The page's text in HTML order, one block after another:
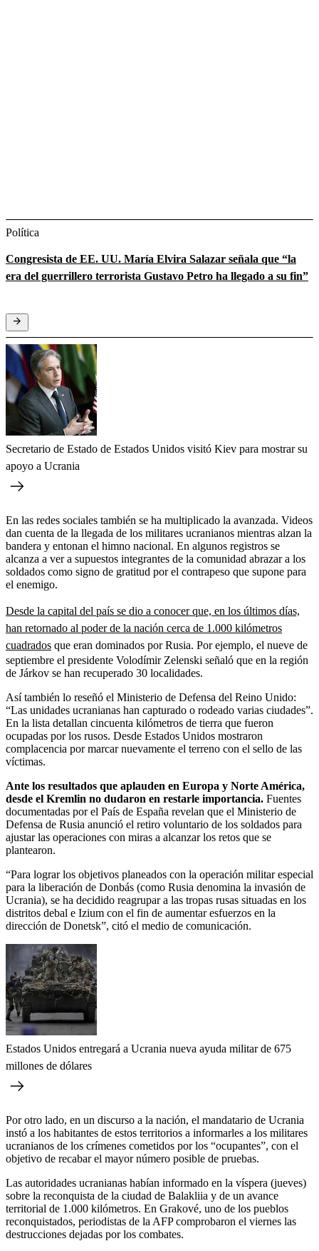
Política
Congresista de EE. UU. María Elvira Salazar señala que “la
era del guerrillero terrorista Gustavo Petro ha llegado a su fin”
Secretario de Estado de Estados Unidos visitó Kiev para mostrar su
apoyo a Ucrania
En las redes sociales también se ha multiplicado la avanzada. Videos
dan cuenta de la llegada de los militares ucranianos mientras alzan la
bandera y entonan el himno nacional. En algunos registros se
alcanza a ver a supuestos integrantes de la comunidad abrazar a los
soldados como signo de gratitud por el contrapeso que supone para
el enemigo.
Desde la capital del país se dio a conocer que, en los últimos días,
han retornado al poder de la nación cerca de 1.000 kilómetros
cuadrados que eran dominados por Rusia. Por ejemplo, el nueve de
septiembre el presidente Volodímir Zelenski señaló que en la región
de Járkov se han recuperado 30 localidades.
Así también lo reseñó el Ministerio de Defensa del Reino Unido:
“Las unidades ucranianas han capturado o rodeado varias ciudades”.
En la lista detallan cincuenta kilómetros de tierra que fueron
ocupadas por los rusos. Desde Estados Unidos mostraron
complacencia por marcar nuevamente el terreno con el sello de las
víctimas.
Ante los resultados que aplauden en Europa y Norte América,
desde el Kremlin no dudaron en restarle importancia. Fuentes
documentadas por el País de España revelan que el Ministerio de
Defensa de Rusia anunció el retiro voluntario de los soldados para
ajustar las operaciones con miras a alcanzar los retos que se
plantearon.
“Para lograr los objetivos planeados con la operación militar especial
para la liberación de Donbás (como Rusia denomina la invasión de
Ucrania), se ha decidido reagrupar a las tropas rusas situadas en los
distritos debal e Izium con el fin de aumentar esfuerzos en la
dirección de Donetsk”, citó el medio de comunicación.
Estados Unidos entregará a Ucrania nueva ayuda militar de 675
millones de dólares
Por otro lado, en un discurso a la nación, el mandatario de Ucrania
instó a los habitantes de estos territorios a informarles a los militares
ucranianos de los crímenes cometidos por los “ocupantes”, con el
objetivo de recabar el mayor número posible de pruebas.
Las autoridades ucranianas habían informado en la víspera (jueves)
sobre la reconquista de la ciudad de Balakliia y de un avance
territorial de 1.000 kilómetros. En Grakové, uno de los pueblos
reconquistados, periodistas de la AFP comprobaron el viernes las
destrucciones dejadas por los combates.